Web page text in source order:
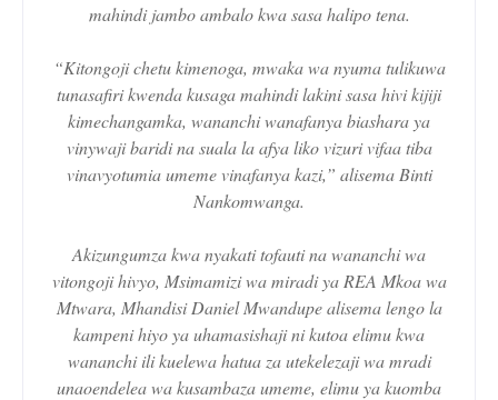
mahindi jambo ambalo kwa sasa halipo tena.
“Kitongoji chetu kimenoga, mwaka wa nyuma tulikuwa
tunasafiri kwenda kusaga mahindi lakini sasa hivi kijiji
kimechangamka, wananchi wanafanya biashara ya
vinywaji baridi na suala la afya liko vizuri vifaa tiba
vinavyotumia umeme vinafanya kazi,” alisema Binti
Nankomwanga.
Akizungumza kwa nyakati tofauti na wananchi wa
vitongoji hivyo, Msimamizi wa miradi ya REA Mkoa wa
Mtwara, Mhandisi Daniel Mwandupe alisema lengo la
kampeni hiyo ya uhamasishaji ni kutoa elimu kwa
wananchi ili kuelewa hatua za utekelezaji wa mradi
unaoendelea wa kusambaza umeme, elimu ya kuomba